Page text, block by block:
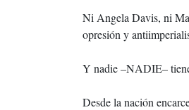
Ni Angela Davis, ni
opresión y
Y nadie –NADIE–
Desde la nación